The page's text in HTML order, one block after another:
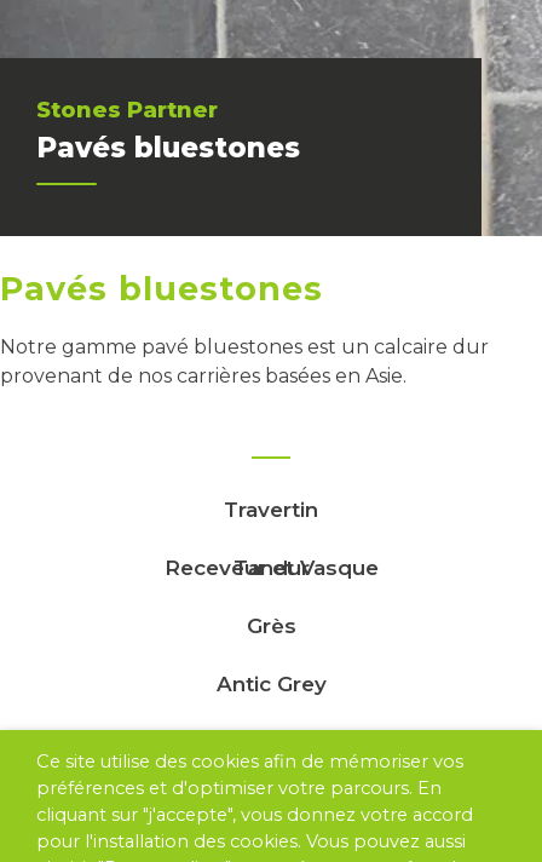
Stones Partner
Pavés bluestones
Pavés bluestones
Notre gamme pavé bluestones est un calcaire dur
provenant de nos carrières basées en Asie.
Travertin
Receveur et Vasque
Tandur
Grès
Antic Grey
Feuille de Pierre
Ce site utilise des cookies afin de mémoriser vos
préférences et d'optimiser votre parcours. En
cliquant sur "j'accepte", vous donnez votre accord
pour l'installation des cookies. Vous pouvez aussi